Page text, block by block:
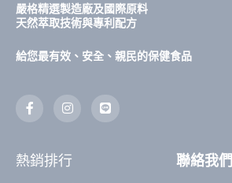
嚴格精選製造廠及國際原料
天然萃取技術與專利配方
給您最有效、安全、親民的保健食品
F
a
b
o
I
n
a
g
L
i
熱銷排行 聯絡我們